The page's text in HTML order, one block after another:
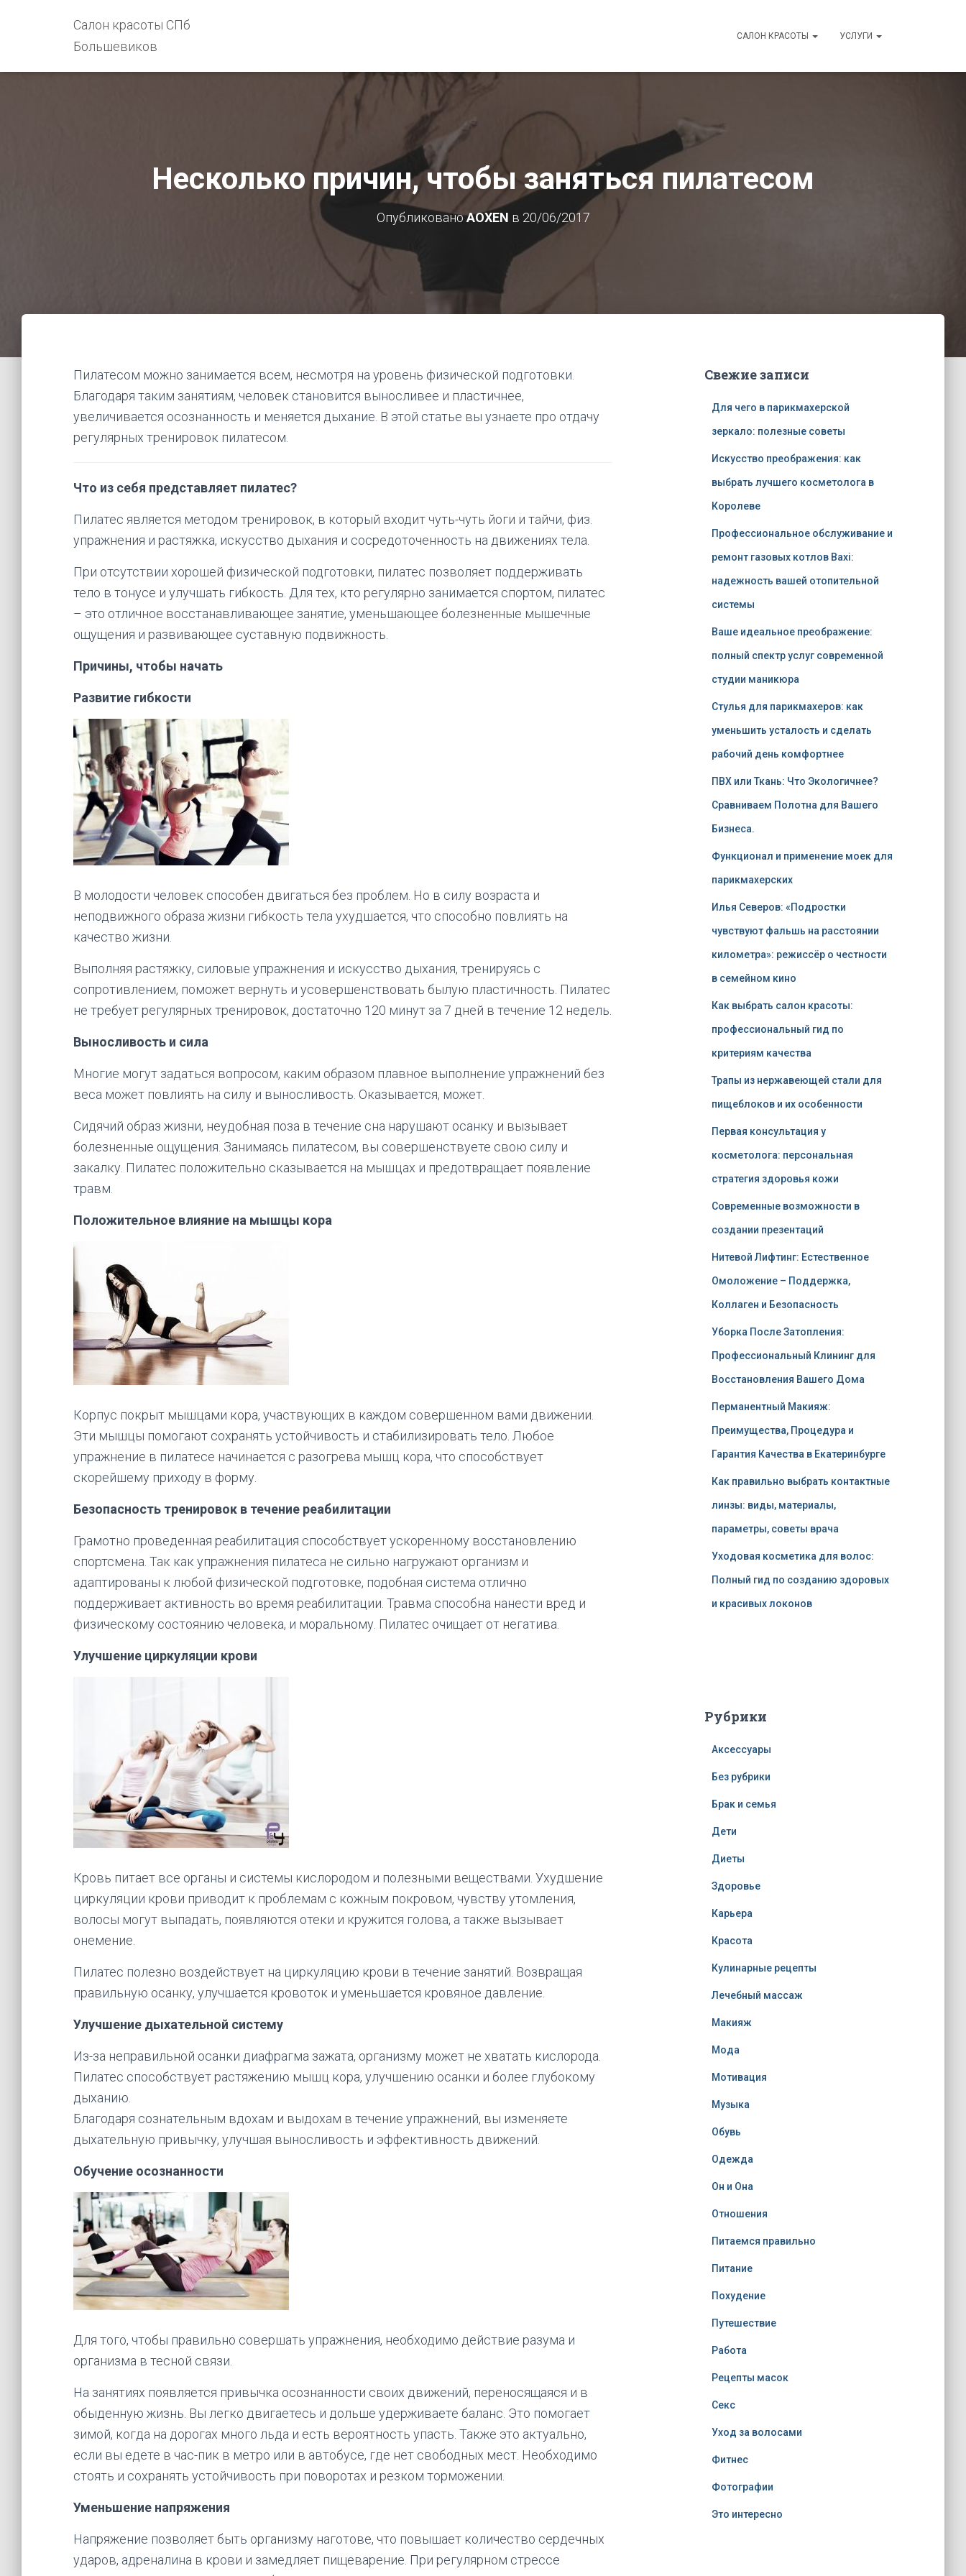
Салон красоты СПб
Большевиков
САЛОН КРАСОТЫ УСЛУГИ
Несколько причин, чтобы заняться пилатесом
ОпубликованоAOXEN в 20/06/2017
Пилатесом можно занимается всем, несмотря на уровень физической подготовки.
Благодаря таким занятиям, человек становится выносливее и пластичнее,
увеличивается осознанность и меняется дыхание. В этой статье вы узнаете про отдачу
регулярных тренировок пилатесом.
Что из себя представляет пилатес?
Пилатес является методом тренировок, в который входит чуть-чуть йоги и тайчи, физ.
упражнения и растяжка, искусство дыхания и сосредоточенность на движениях тела.
При отсутствии хорошей физической подготовки, пилатес позволяет поддерживать
тело в тонусе и улучшать гибкость. Для тех, кто регулярно занимается спортом, пилатес
– это отличное восстанавливающее занятие, уменьшающее болезненные мышечные
ощущения и развивающее суставную подвижность.
Причины, чтобы начать
Развитие гибкости
В молодости человек способен двигаться без проблем. Но в силу возраста и
неподвижного образа жизни гибкость тела ухудшается, что способно повлиять на
качество жизни.
Выполняя растяжку, силовые упражнения и искусство дыхания, тренируясь с
сопротивлением, поможет вернуть и усовершенствовать былую пластичность. Пилатес
не требует регулярных тренировок, достаточно 120 минут за 7 дней в течение 12 недель.
Выносливость и сила
Многие могут задаться вопросом, каким образом плавное выполнение упражнений без
веса может повлиять на силу и выносливость. Оказывается, может.
Сидячий образ жизни, неудобная поза в течение сна нарушают осанку и вызывает
болезненные ощущения. Занимаясь пилатесом, вы совершенствуете свою силу и
закалку. Пилатес положительно сказывается на мышцах и предотвращает появление
травм.
Положительное влияние на мышцы кора
Корпус покрыт мышцами кора, участвующих в каждом совершенном вами движении.
Эти мышцы помогают сохранять устойчивость и стабилизировать тело. Любое
упражнение в пилатесе начинается с разогрева мышц кора, что способствует
скорейшему приходу в форму.
Безопасность тренировок в течение реабилитации
Грамотно проведенная реабилитация способствует ускоренному восстановлению
спортсмена. Так как упражнения пилатеса не сильно нагружают организм и
адаптированы к любой физической подготовке, подобная система отлично
поддерживает активность во время реабилитации. Травма способна нанести вред и
физическому состоянию человека, и моральному. Пилатес очищает от негатива.
Улучшение циркуляции крови
Кровь питает все органы и системы кислородом и полезными веществами. Ухудшение
циркуляции крови приводит к проблемам с кожным покровом, чувству утомления,
волосы могут выпадать, появляются отеки и кружится голова, а также вызывает
онемение.
Пилатес полезно воздействует на циркуляцию крови в течение занятий. Возвращая
правильную осанку, улучшается кровоток и уменьшается кровяное давление.
Улучшение дыхательной систему
Из-за неправильной осанки диафрагма зажата, организму может не хватать кислорода.
Пилатес способствует растяжению мышц кора, улучшению осанки и более глубокому
дыханию.
Благодаря сознательным вдохам и выдохам в течение упражнений, вы изменяете
дыхательную привычку, улучшая выносливость и эффективность движений.
Обучение осознанности
Для того, чтобы правильно совершать упражнения, необходимо действие разума и
организма в тесной связи.
На занятиях появляется привычка осознанности своих движений, переносящаяся и в
обыденную жизнь. Вы легко двигаетесь и дольше удерживаете баланс. Это помогает
зимой, когда на дорогах много льда и есть вероятность упасть. Также это актуально,
если вы едете в час-пик в метро или в автобусе, где нет свободных мест. Необходимо
стоять и сохранять устойчивость при поворотах и резком торможении.
Уменьшение напряжения
Напряжение позволяет быть организму наготове, что повышает количество сердечных
ударов, адреналина в крови и замедляет пищеварение. При регулярном стрессе
Свежие записи
Для чего в парикмахерской
зеркало: полезные советы
Искусство преображения: как
выбрать лучшего косметолога в
Королеве
Профессиональное обслуживание и
ремонт газовых котлов Baxi:
надежность вашей отопительной
системы
Ваше идеальное преображение:
полный спектр услуг современной
студии маникюра
Стулья для парикмахеров: как
уменьшить усталость и сделать
рабочий день комфортнее
ПВХ или Ткань: Что Экологичнее?
Сравниваем Полотна для Вашего
Бизнеса.
Функционал и применение моек для
парикмахерских
Илья Северов: «Подростки
чувствуют фальшь на расстоянии
километра»: режиссёр о честности
в семейном кино
Как выбрать салон красоты:
профессиональный гид по
критериям качества
Трапы из нержавеющей стали для
пищеблоков и их особенности
Первая консультация у
косметолога: персональная
стратегия здоровья кожи
Современные возможности в
создании презентаций
Нитевой Лифтинг: Естественное
Омоложение – Поддержка,
Коллаген и Безопасность
Уборка После Затопления:
Профессиональный Клининг для
Восстановления Вашего Дома
Перманентный Макияж:
Преимущества, Процедура и
Гарантия Качества в Екатеринбурге
Как правильно выбрать контактные
линзы: виды, материалы,
параметры, советы врача
Уходовая косметика для волос:
Полный гид по созданию здоровых
и красивых локонов
Рубрики
Аксессуары
Без рубрики
Брак и семья
Дети
Диеты
Здоровье
Карьера
Красота
Кулинарные рецепты
Лечебный массаж
Макияж
Мода
Мотивация
Музыка
Обувь
Одежда
Он и Она
Отношения
Питаемся правильно
Питание
Похудение
Путешествие
Работа
Рецепты масок
Секс
Уход за волосами
Фитнес
Фотографии
Это интересно